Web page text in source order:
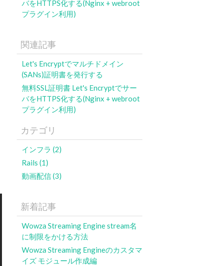
バをHTTPS化する(Nginx + webroot
プラグイン利用)
関連記事
Let's Encryptでマルチドメイン
(SANs)証明書を発行する
無料SSL証明書 Let's Encryptでサー
バをHTTPS化する(Nginx + webroot
プラグイン利用)
カテゴリ
インフラ (2)
Rails (1)
動画配信 (3)
新着記事
Wowza Streaming Engine stream名
に制限をかける方法
Wowza Streaming Engineのカスタマ
イズ モジュール作成編